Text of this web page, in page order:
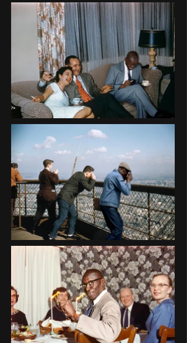
setting. Shulman and Diop propose a
new way of stirring minds and
questioning representations, with
humor. Their performance acts as an
eye-opener.
rutilant pavillon. Diop s’immisce ainsi
dans des univers
où il n’a pas été invité, dans le contexte
de l’Amérique ségrégationniste d’après-
guerre, comme
s’il avait toujours fait partie du cadre.
Shulman et Diop proposent une nouvelle
façon d’agiter les
esprits et d’interroger les
représentations, avec humour. Leur
performance fonctionne comme
un révélateur.